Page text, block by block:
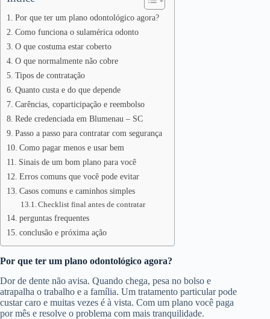
Por que ter um plano odontológico agora?
Como funciona o sulamérica odonto
O que costuma estar coberto
O que normalmente não cobre
Tipos de contratação
Quanto custa e do que depende
Carências, coparticipação e reembolso
Rede credenciada em Blumenau – SC
Passo a passo para contratar com segurança
Como pagar menos e usar bem
Sinais de um bom plano para você
Erros comuns que você pode evitar
Casos comuns e caminhos simples
Checklist final antes de contratar
perguntas frequentes
conclusão e próxima ação
Por que ter um plano odontológico agora?
Dor de dente não avisa. Quando chega, pesa no bolso e
atrapalha o trabalho e a família. Um tratamento particular pode
custar caro e muitas vezes é à vista. Com um plano você paga
por mês e resolve o problema com mais tranquilidade.